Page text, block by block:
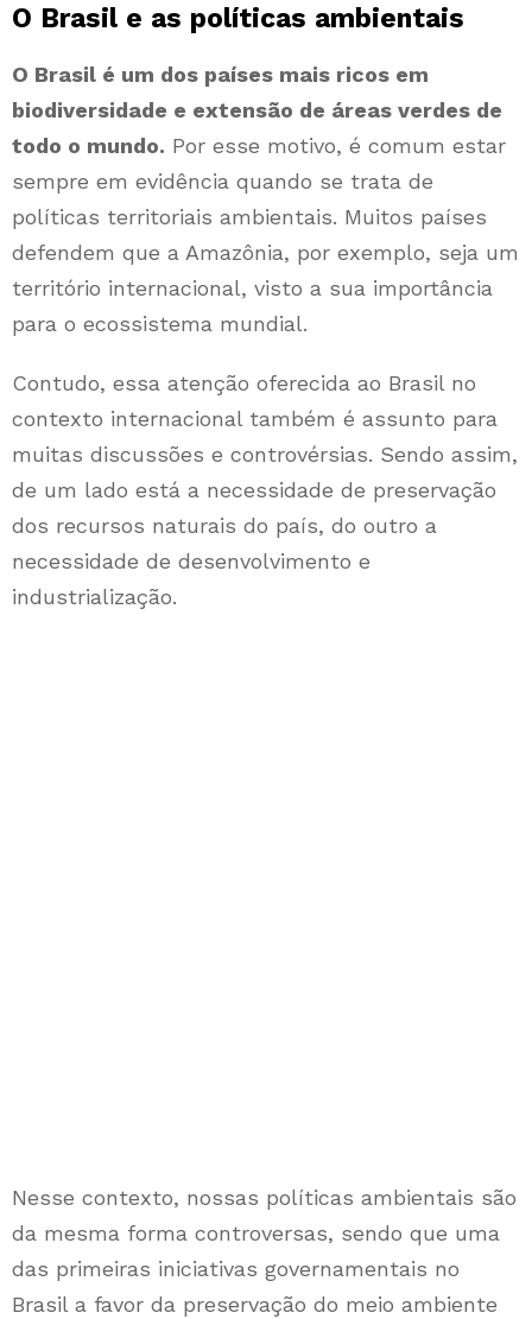
O Brasil e as políticas ambientais
O Brasil é um dos países mais ricos em
biodiversidade e extensão de áreas verdes de
todo o mundo. Por esse motivo, é comum estar
sempre em evidência quando se trata de
políticas territoriais ambientais. Muitos países
defendem que a Amazônia, por exemplo, seja um
território internacional, visto a sua importância
para o ecossistema mundial.
Contudo, essa atenção oferecida ao Brasil no
contexto internacional também é assunto para
muitas discussões e controvérsias. Sendo assim,
de um lado está a necessidade de preservação
dos recursos naturais do país, do outro a
necessidade de desenvolvimento e
industrialização.
Nesse contexto, nossas políticas ambientais são
da mesma forma controversas, sendo que uma
das primeiras iniciativas governamentais no
Brasil a favor da preservação do meio ambiente